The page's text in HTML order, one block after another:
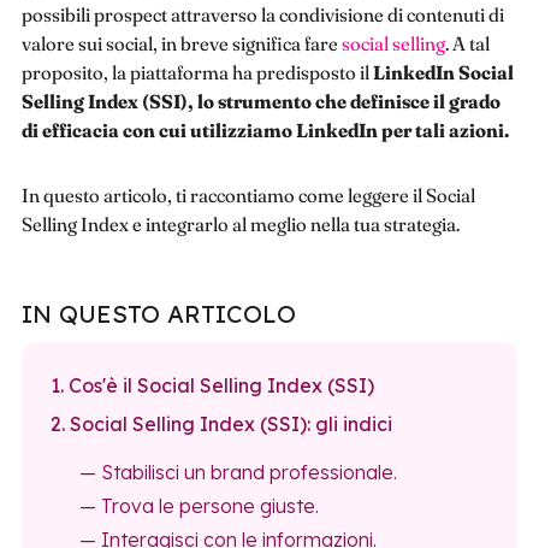
possibili prospect attraverso la condivisione di contenuti di
valore sui social, in breve significa fare social selling. A tal
proposito, la piattaforma ha predisposto il LinkedIn Social
Selling Index (SSI), lo strumento che definisce il grado
di efficacia con cui utilizziamo LinkedIn per tali azioni.
In questo articolo, ti raccontiamo come leggere il Social
Selling Index e integrarlo al meglio nella tua strategia.
IN QUESTO ARTICOLO
1. Cos'è il Social Selling Index (SSI)
2. Social Selling Index (SSI): gli indici
— Stabilisci un brand professionale.
— Trova le persone giuste.
— Interagisci con le informazioni.